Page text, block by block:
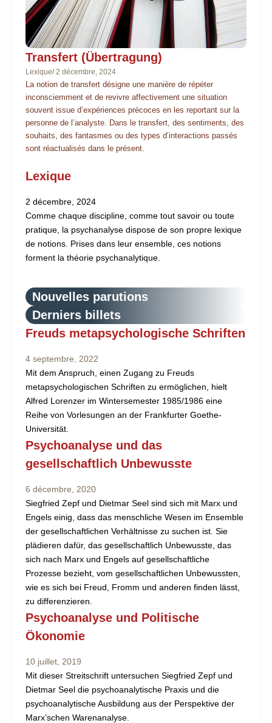
Transfert (Übertragung)
Lexique/2 décembre, 2024
La notion de transfert désigne une manière de répéter
inconsciemment et de revivre affectivement une situation
souvent issue d’expériences précoces en les reportant sur la
personne de l’analyste. Dans le transfert, des sentiments, des
souhaits, des fantasmes ou des types d’interactions passés
sont réactualisés dans le présent.
Lexique
2 décembre, 2024
Comme chaque discipline, comme tout savoir ou toute
pratique, la psychanalyse dispose de son propre lexique
de notions. Prises dans leur ensemble, ces notions
forment la théorie psychanalytique.
Nouvelles parutions
Derniers billets
Freuds metapsychologische Schriften
4 septembre, 2022
Mit dem Anspruch, einen Zugang zu Freuds
metapsychologischen Schriften zu ermöglichen, hielt
Alfred Lorenzer im Wintersemester 1985/1986 eine
Reihe von Vorlesungen an der Frankfurter Goethe-
Universität.
Psychoanalyse und das
gesellschaftlich Unbewusste
6 décembre, 2020
Siegfried Zepf und Dietmar Seel sind sich mit Marx und
Engels einig, dass das menschliche Wesen im Ensemble
der gesellschaftlichen Verhältnisse zu suchen ist. Sie
plädieren dafür, das gesellschaftlich Unbewusste, das
sich nach Marx und Engels auf gesellschaftliche
Prozesse bezieht, vom gesellschaftlichen Unbewussten,
wie es sich bei Freud, Fromm und anderen finden lässt,
zu differenzieren.
Psychoanalyse und Politische
Ökonomie
10 juillet, 2019
Mit dieser Streitschrift untersuchen Siegfried Zepf und
Dietmar Seel die psychoanalytische Praxis und die
psychoanalytische Ausbildung aus der Perspektive der
Marx’schen Warenanalyse.